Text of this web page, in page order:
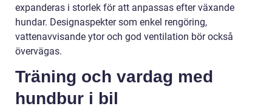
expanderas i storlek för att anpassas efter växande
hundar. Designaspekter som enkel rengöring,
vattenavvisande ytor och god ventilation bör också
övervägas.
Träning och vardag med
hundbur i bil